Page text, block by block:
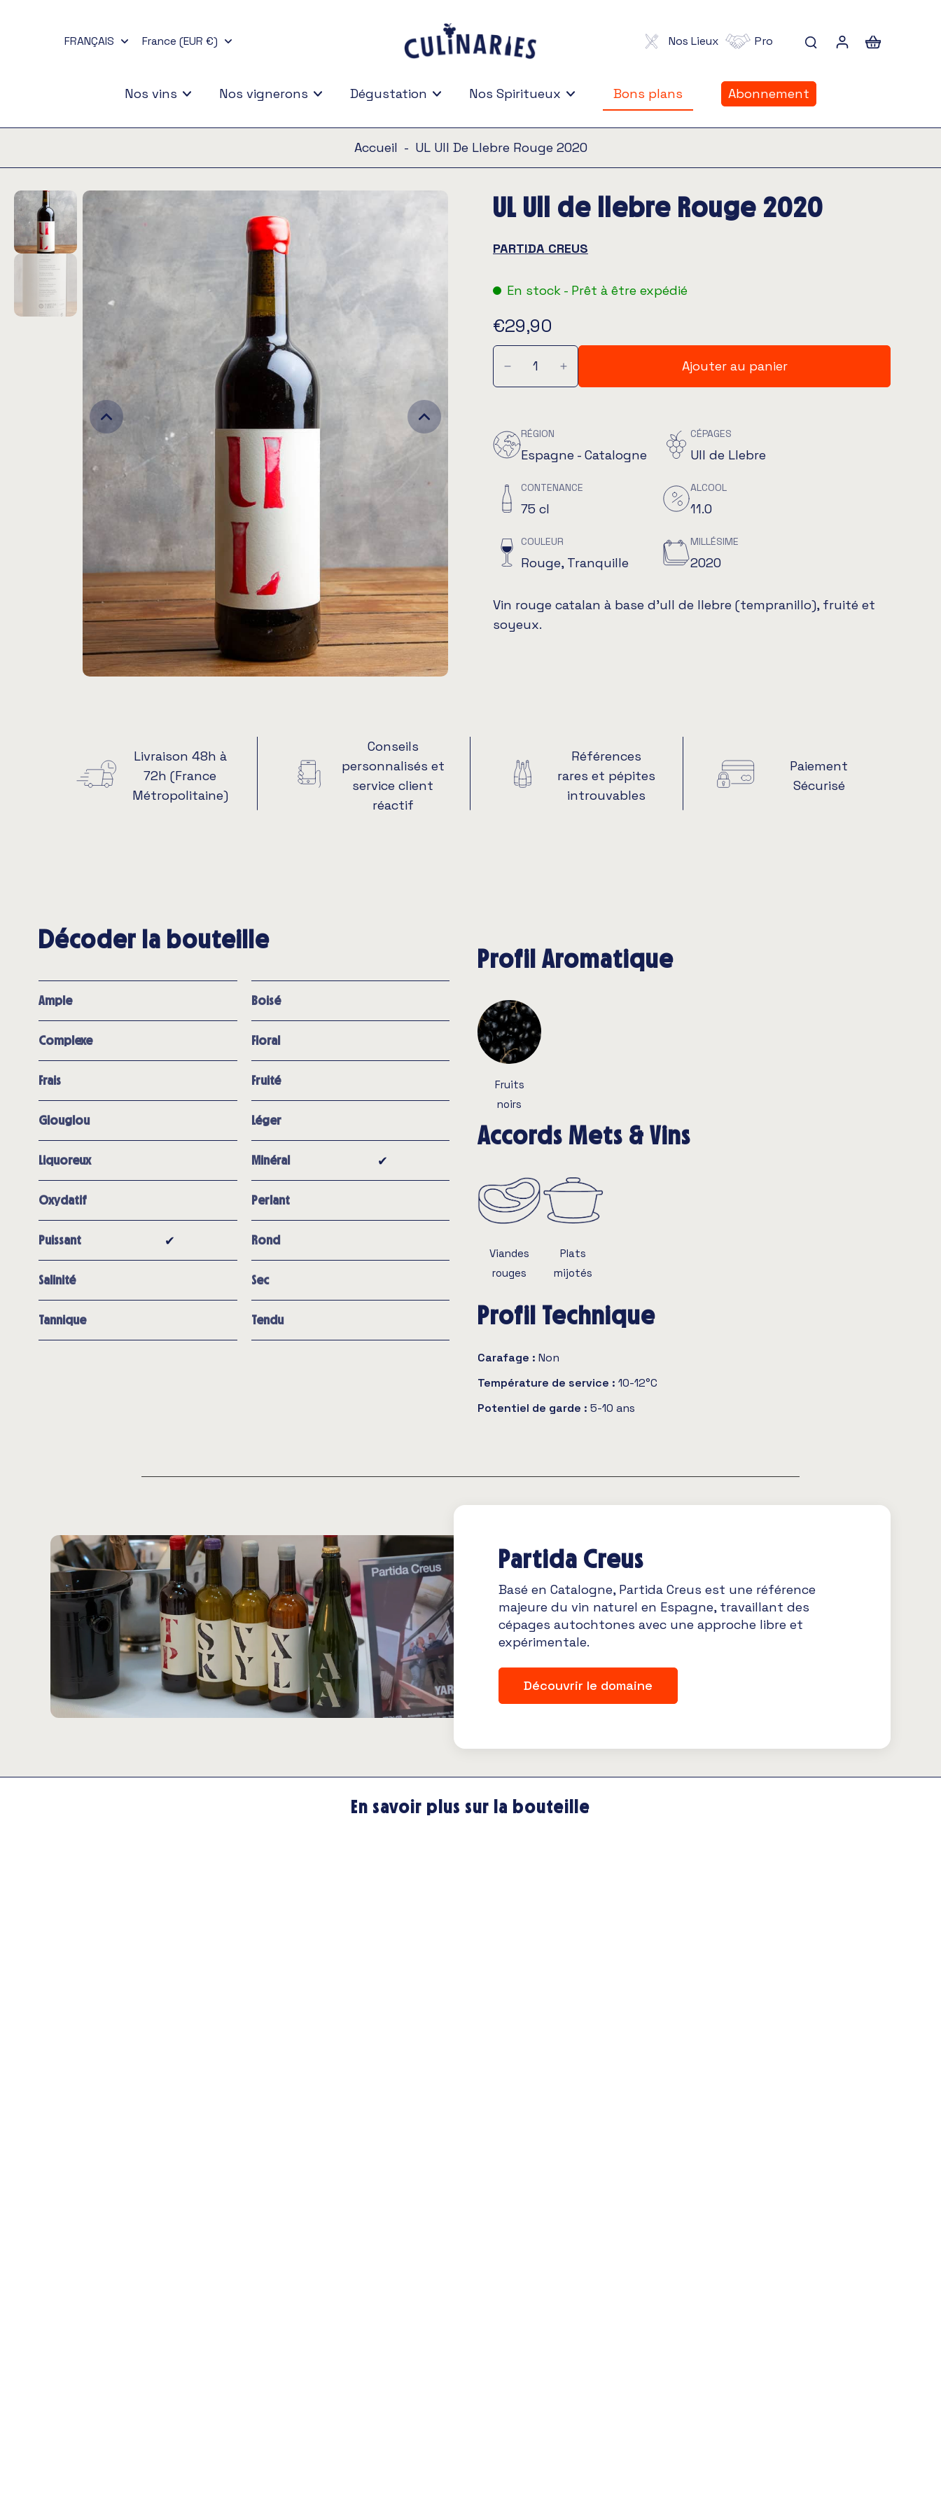
FRANÇAIS France (EUR €) Nos Lieux Pro
Nos vins Nos vignerons Dégustation Nos Spiritueux
Bons plans
Bons plans
Abonnement
Accueil - UL Ull De Llebre Rouge 2020
Passer
aux
informations
sur
le
produit
UL Ull de llebre Rouge 2020
PARTIDA CREUS
En stock - Prêt à être expédié
€29,90
Ajouter au panier
RÉGION
Espagne - Catalogne
CÉPAGES
Ull de Llebre
CONTENANCE
75 cl
ALCOOL
11.0
COULEUR
Rouge, Tranquille
MILLÉSIME
2020
Vin rouge catalan à base d’ull de llebre (tempranillo), fruité et
soyeux.
Livraison 48h à
72h (France
Métropolitaine)
Conseils
personnalisés et
service client
réactif
Références
rares et pépites
introuvables
Paiement
Sécurisé
Décoder la bouteille
Ample Boisé
Complexe Floral
Frais Fruité
Glouglou Léger
Liquoreux Minéral ✔︎
Oxydatif Perlant
Puissant ✔︎ Rond
Salinité Sec
Tannique Tendu
Profil Aromatique
Fruits
noirs
Accords Mets & Vins
Viandes
rouges
Plats
mijotés
Profil Technique
Carafage : Non
Température de service : 10-12°C
Potentiel de garde : 5-10 ans
Partida Creus
Basé en Catalogne, Partida Creus est une référence
majeure du vin naturel en Espagne, travaillant des
cépages autochtones avec une approche libre et
expérimentale.
Découvrir le domaine
En savoir plus sur la bouteille